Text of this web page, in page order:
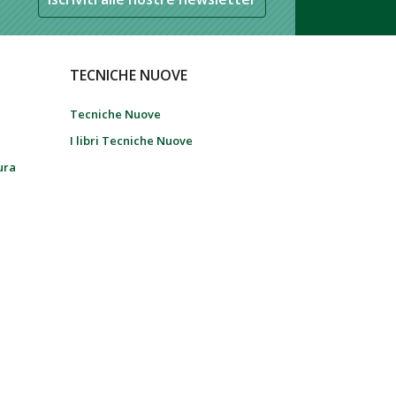
TECNICHE NUOVE
Tecniche Nuove
I libri Tecniche Nuove